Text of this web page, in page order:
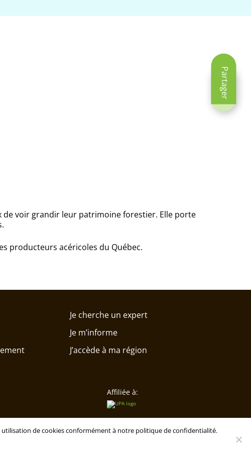
voir grandir leur patrimoine forestier. Elle porte
producteurs acéricoles du Québec.
Partager
Je cherche un expert
Je m’informe
J’accède à ma région
Affiliée à:
de cookies conformément à notre politique de confidentialité.